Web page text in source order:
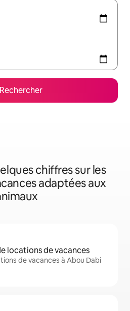
Rechercher
chiffres sur les
adaptées aux
locations de vacances
de vacances à Abou Dabi